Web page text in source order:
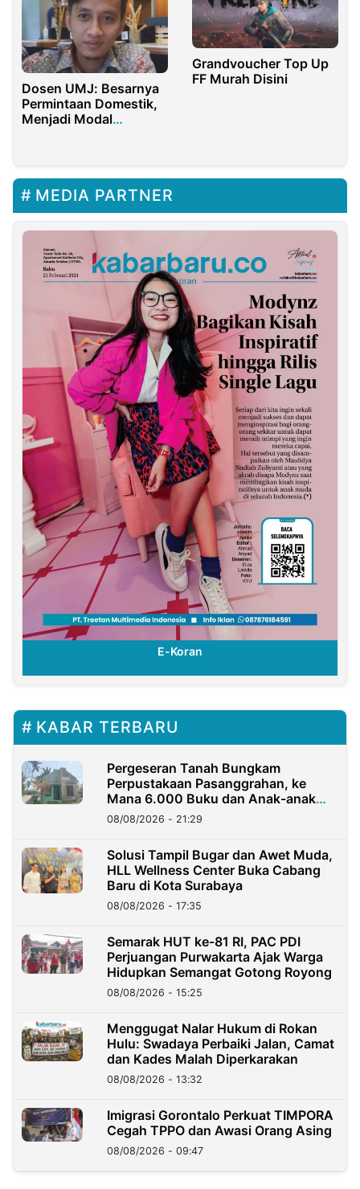
Dosen UMJ: Besarnya
Permintaan Domestik,
Menjadi Modal
Grandvoucher Top Up
FF Murah Disini
MEDIA PARTNER
E-Koran
KABAR TERBARU
Pergeseran Tanah Bungkam
Perpustakaan Pasanggrahan, ke
Mana 6.000 Buku dan Anak-anak
Kini?
08/08/2026 - 21:29
Solusi Tampil Bugar dan Awet Muda,
HLL Wellness Center Buka Cabang
Baru di Kota Surabaya
08/08/2026 - 17:35
Semarak HUT ke-81 RI, PAC PDI
Perjuangan Purwakarta Ajak Warga
Hidupkan Semangat Gotong Royong
08/08/2026 - 15:25
Menggugat Nalar Hukum di Rokan
Hulu: Swadaya Perbaiki Jalan, Camat
dan Kades Malah Diperkarakan
08/08/2026 - 13:32
Imigrasi Gorontalo Perkuat TIMPORA
Cegah TPPO dan Awasi Orang Asing
08/08/2026 - 09:47